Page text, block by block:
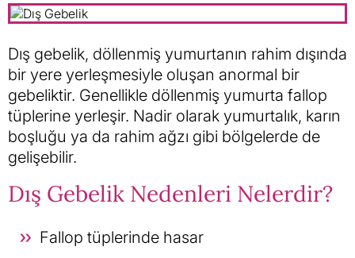
Dış gebelik, döllenmiş yumurtanın rahim dışında
bir yere yerleşmesiyle oluşan anormal bir
gebeliktir. Genellikle döllenmiş yumurta fallop
tüplerine yerleşir. Nadir olarak yumurtalık, karın
boşluğu ya da rahim ağzı gibi bölgelerde de
gelişebilir.
Dış Gebelik Nedenleri Nelerdir?
Fallop tüplerinde hasar